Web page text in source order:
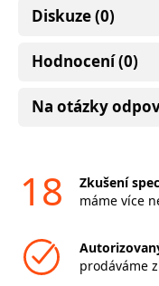
Diskuze (0)
Hodnocení (0)
Na otázky
18
Zkušení
máme více
prodáváme